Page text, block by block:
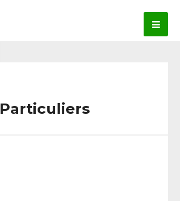
Particuliers